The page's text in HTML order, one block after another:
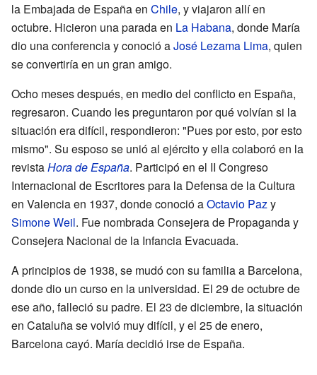
la Embajada de España en Chile, y viajaron allí en
octubre. Hicieron una parada en La Habana, donde María
dio una conferencia y conoció aJosé Lezama Lima, quien
se convertiría en un gran amigo.
Ocho meses después, en medio del conflicto en España,
regresaron. Cuando les preguntaron por qué volvían si la
situación era difícil, respondieron: "Pues por esto, por esto
mismo". Su esposo se unió al ejército y ella colaboró en la
revistaHora de España. Participó en el II Congreso
Internacional de Escritores para la Defensa de la Cultura
en Valencia en 1937, donde conoció aOctavio Pazy
Simone Weil. Fue nombrada Consejera de Propaganda y
Consejera Nacional de la Infancia Evacuada.
A principios de 1938, se mudó con su familia a Barcelona,
donde dio un curso en la universidad. El 29 de octubre de
ese año, falleció su padre. El 23 de diciembre, la situación
en Cataluña se volvió muy difícil, y el 25 de enero,
Barcelona cayó. María decidió irse de España.